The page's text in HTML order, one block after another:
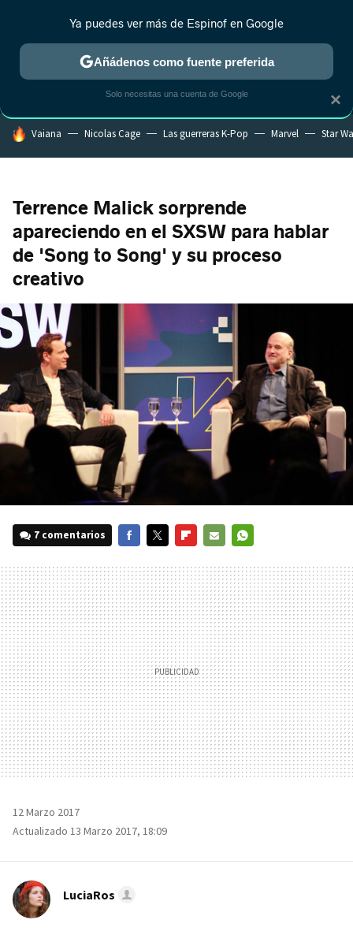
MENÚ NUEVO
ESTRENOS REALITY ANIME RANKINGS CINE
HOY SE HABLA DE
Vaiana Nicolas Cage Las guerreras K-Pop Marvel Star
Terrence Malick sorprende
apareciendo en el SXSW para hablar
de 'Song to Song' y su proceso
creativo
7 comentarios
MAIL
12 Marzo 2017
Actualizado 13 Marzo 2017, 18:09
LuciaRos
×
Ya puedes ver más de Espinof en Google
Añádenos como fuente preferida
Solo necesitas una cuenta de Google